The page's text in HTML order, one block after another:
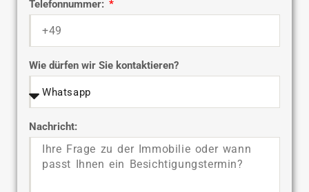
Telefonnummer:
Wie dürfen wir Sie kontaktieren?
Nachricht: